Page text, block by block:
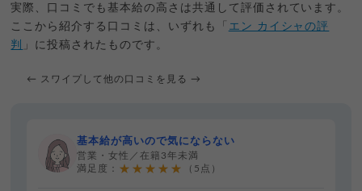
実際、口コミでも基本給の高さは共通して評価されています。
ここから紹介する口コミは、いずれも「 エン カイシャの評
判
」に投稿されたものです。
← スワイプして他の口コミを見る →
基本給が高いので気にならない
営業・女性／在籍3年未満
満足度： ★★★★★ （5点）